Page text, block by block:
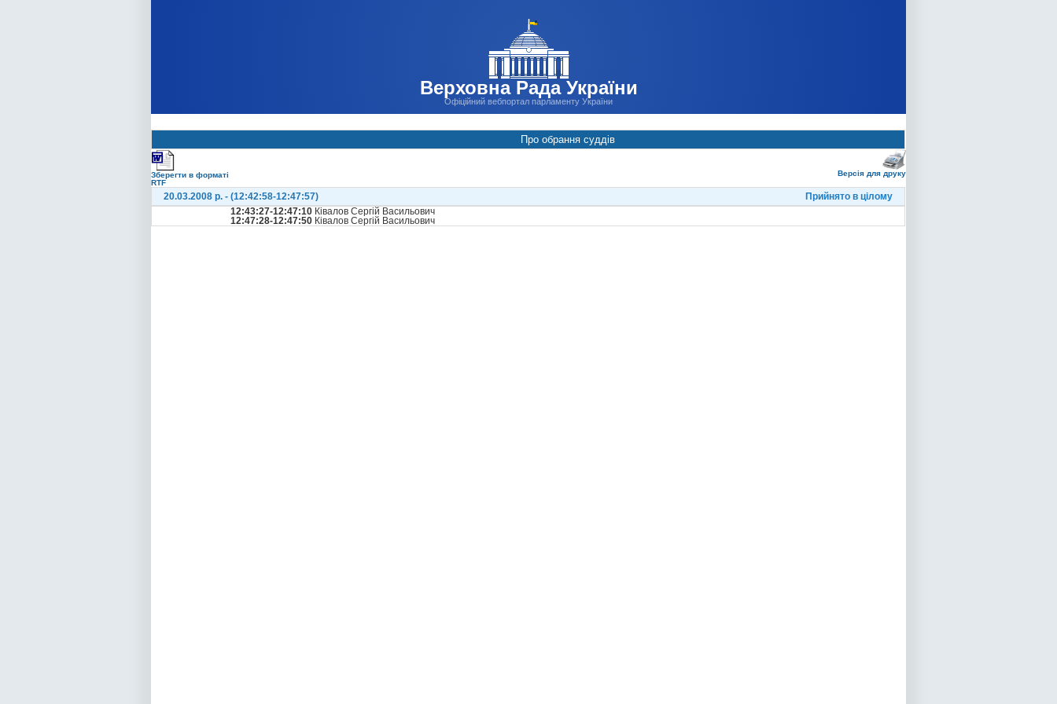
Верховна Рада України
Офіційний вебпортал парламенту України
Про обрання суддів
Зберегти в форматі
RTF
Версія для друку
20.03.2008 р. - (12:42:58-12:47:57)
Прийнято в цілому
12:43:27-12:47:10 Ківалов Сергій Васильович
12:47:28-12:47:50 Ківалов Сергій Васильович